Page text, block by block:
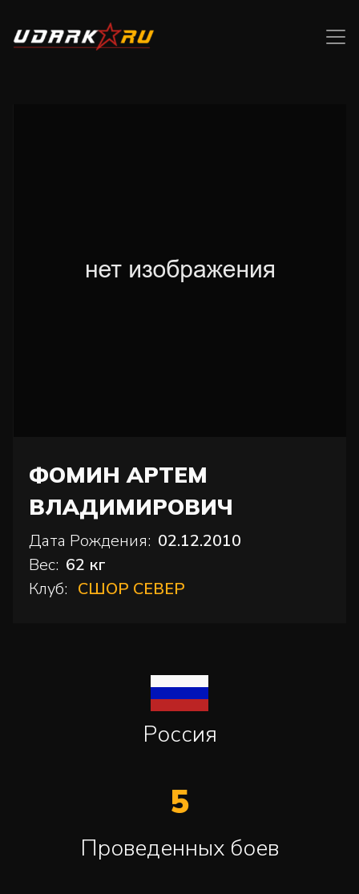
ФОМИН АРТЕМ
ВЛАДИМИРОВИЧ
Дата Рождения: 02.12.2010
Вес: 62 кг
Клуб: СШОР СЕВЕР
Россия
5
Проведенных боев